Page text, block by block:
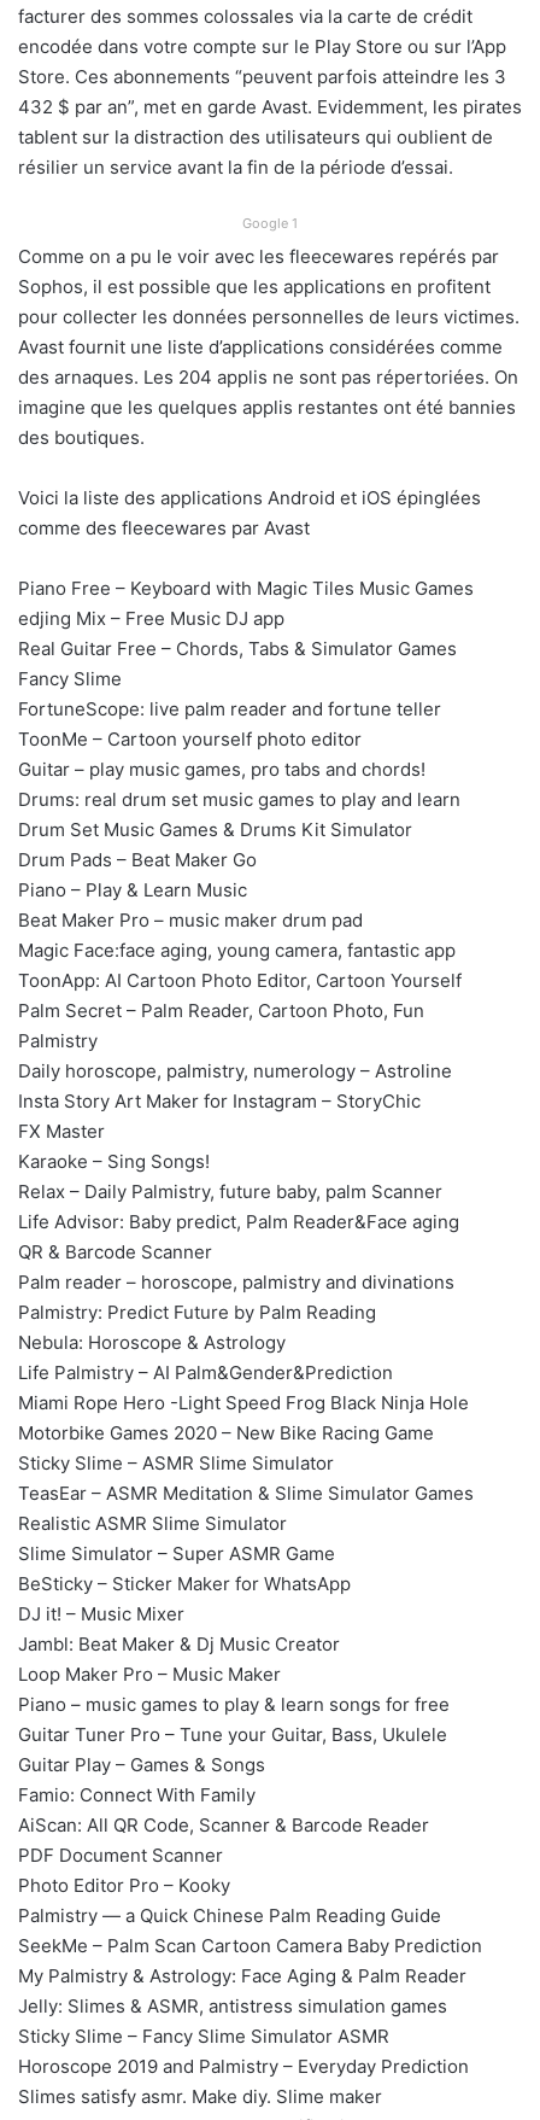
facturer des sommes colossales via la carte de crédit
encodée dans votre compte sur le Play Store ou sur l’App
Store. Ces abonnements “peuvent parfois atteindre les 3
432 $ par an”, met en garde Avast. Evidemment, les pirates
tablent sur la distraction des utilisateurs qui oublient de
résilier un service avant la fin de la période d’essai.
Google 1
Comme on a pu le voir avec les fleecewares repérés par
Sophos, il est possible que les applications en profitent
pour collecter les données personnelles de leurs victimes.
Avast fournit une liste d’applications considérées comme
des arnaques. Les 204 applis ne sont pas répertoriées. On
imagine que les quelques applis restantes ont été bannies
des boutiques.
Voici la liste des applications Android et iOS épinglées
comme des fleecewares par Avast
Piano Free – Keyboard with Magic Tiles Music Games
edjing Mix – Free Music DJ app
Real Guitar Free – Chords, Tabs & Simulator Games
Fancy Slime
FortuneScope: live palm reader and fortune teller
ToonMe – Cartoon yourself photo editor
Guitar – play music games, pro tabs and chords!
Drums: real drum set music games to play and learn
Drum Set Music Games & Drums Kit Simulator
Drum Pads – Beat Maker Go
Piano – Play & Learn Music
Beat Maker Pro – music maker drum pad
Magic Face:face aging, young camera, fantastic app
ToonApp: AI Cartoon Photo Editor, Cartoon Yourself
Palm Secret – Palm Reader, Cartoon Photo, Fun
Palmistry
Daily horoscope, palmistry, numerology – Astroline
Insta Story Art Maker for Instagram – StoryChic
FX Master
Karaoke – Sing Songs!
Relax – Daily Palmistry, future baby, palm Scanner
Life Advisor: Baby predict, Palm Reader&Face aging
QR & Barcode Scanner
Palm reader – horoscope, palmistry and divinations
Palmistry: Predict Future by Palm Reading
Nebula: Horoscope & Astrology
Life Palmistry – AI Palm&Gender&Prediction
Miami Rope Hero -Light Speed Frog Black Ninja Hole
Motorbike Games 2020 – New Bike Racing Game
Sticky Slime – ASMR Slime Simulator
TeasEar – ASMR Meditation & Slime Simulator Games
Realistic ASMR Slime Simulator
Slime Simulator – Super ASMR Game
BeSticky – Sticker Maker for WhatsApp
DJ it! – Music Mixer
Jambl: Beat Maker & Dj Music Creator
Loop Maker Pro – Music Maker
Piano – music games to play & learn songs for free
Guitar Tuner Pro – Tune your Guitar, Bass, Ukulele
Guitar Play – Games & Songs
Famio: Connect With Family
AiScan: All QR Code, Scanner & Barcode Reader
PDF Document Scanner
Photo Editor Pro – Kooky
Palmistry — a Quick Chinese Palm Reading Guide
SeekMe – Palm Scan Cartoon Camera Baby Prediction
My Palmistry & Astrology: Face Aging & Palm Reader
Jelly: Slimes & ASMR, antistress simulation games
Sticky Slime – Fancy Slime Simulator ASMR
Horoscope 2019 and Palmistry – Everyday Prediction
Slimes satisfy asmr. Make diy. Slime maker